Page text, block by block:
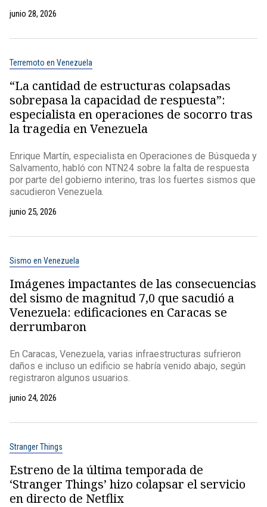
junio 28, 2026
Terremoto en Venezuela
“La cantidad de estructuras colapsadas
sobrepasa la capacidad de respuesta”:
especialista en operaciones de socorro tras
la tragedia en Venezuela
Enrique Martín, especialista en Operaciones de Búsqueda y
Salvamento, habló con NTN24 sobre la falta de respuesta
por parte del gobierno interino, tras los fuertes sismos que
sacudieron Venezuela.
junio 25, 2026
Sismo en Venezuela
Imágenes impactantes de las consecuencias
del sismo de magnitud 7,0 que sacudió a
Venezuela: edificaciones en Caracas se
derrumbaron
En Caracas, Venezuela, varias infraestructuras sufrieron
daños e incluso un edificio se habría venido abajo, según
registraron algunos usuarios.
junio 24, 2026
Stranger Things
Estreno de la última temporada de
‘Stranger Things’ hizo colapsar el servicio
en directo de Netflix